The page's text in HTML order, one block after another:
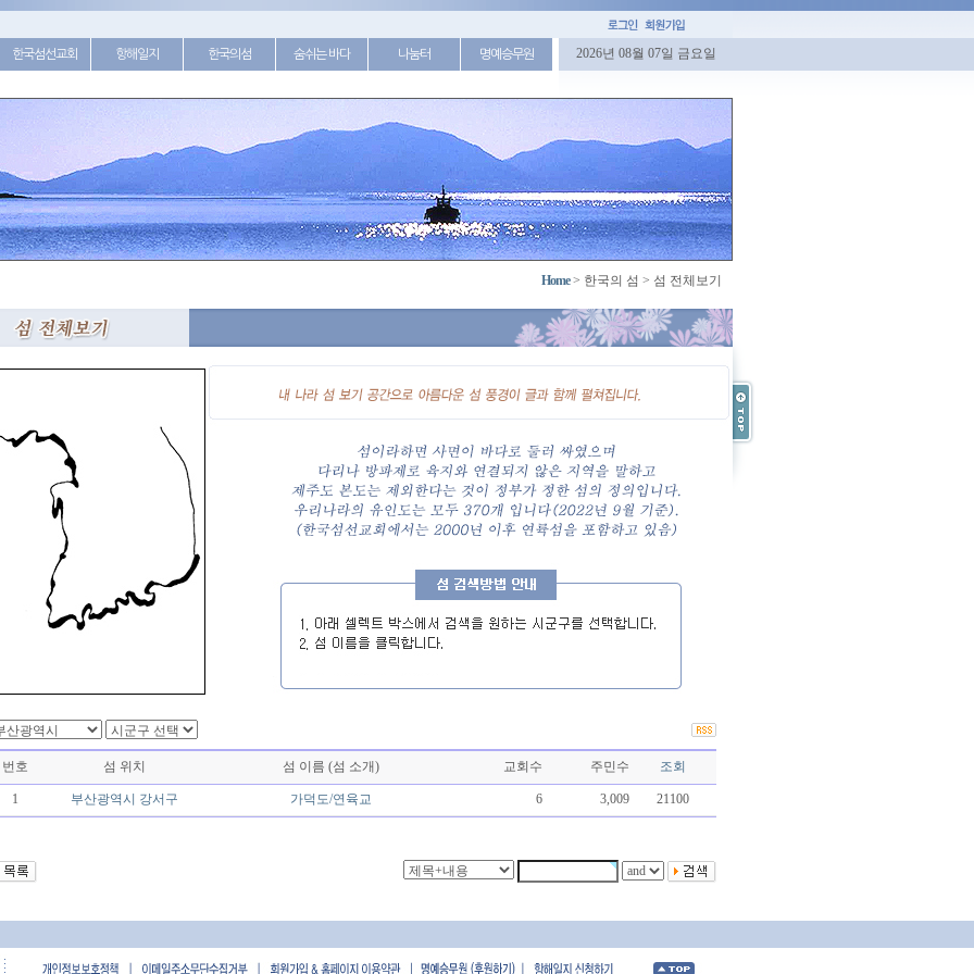
한국섬선교회 항해일지 한국의섬 숨쉬는 바다 나눔터 명예승무원 2026년 08월 07일 금요일
Home> 한국의 섬 > 섬 전체보기
번호 섬 위치 섬 이름 (섬 소개) 교회수 주민수 조회
1 부산광역시 강서구 가덕도/연육교 6 3,009 21100